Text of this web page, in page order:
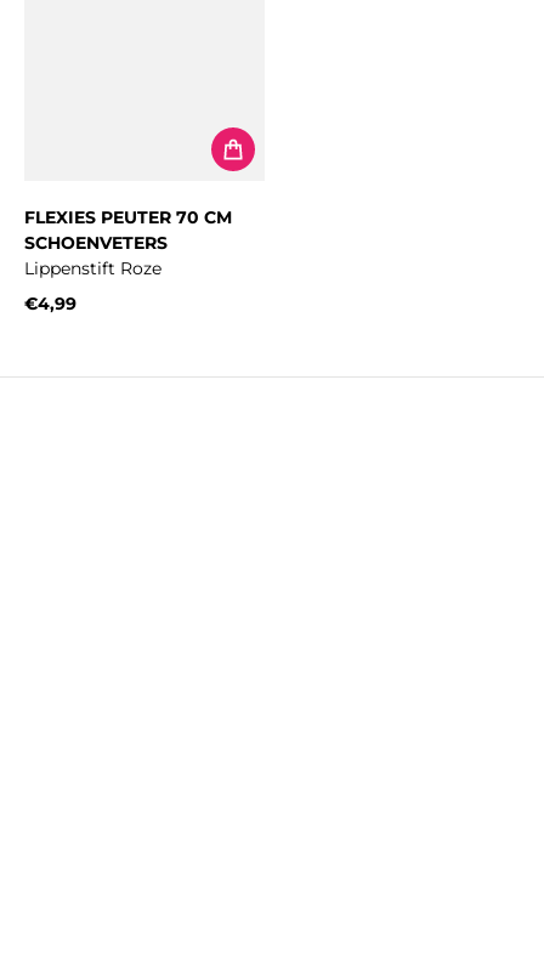
FLEXIES PEUTER 70 CM
SCHOENVETERS
Lippenstift Roze
€4,99